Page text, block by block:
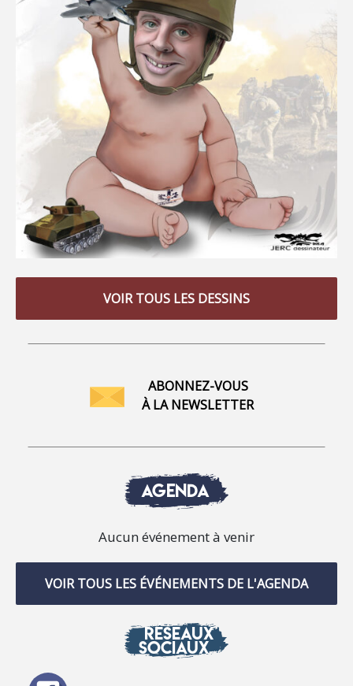
VOIR TOUS LES DESSINS
ABONNEZ-VOUS
À LA NEWSLETTER
AGENDA
Aucun événement à venir
VOIR TOUS LES ÉVÉNEMENTS DE L'AGENDA
RÉSEAUX
SOCIAUX